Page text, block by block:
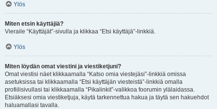
Ylös
Miten etsin käyttäjiä?
Vieraile “Käyttäjät”-sivulla ja klikkaa “Etsi käyttäjä”-linkkiä.
Ylös
Miten löydän omat viestini ja viestiketjuni?
Omat viestisi näet klikkaamalla “Katso omia viestejäsi”-linkkiä omissa
asetuksissa tai klikkaamalla “Etsi käyttäjän viesteistä”-linkkiä omalla
profiilisivullasi tai klikkaamalla “Pikalinkit”-valikkoa foorumin ylälaidassa.
Etsiäksesi omia viestiketjuja, käytä tarkennettua hakua ja täytä sen hakuehdot
haluamallasi tavalla.